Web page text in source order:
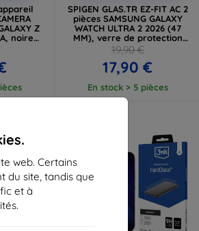
web. Certains
du site, tandis que
et à
Z
noire
SPIGEN GLAS.TR EZ-FIT AC 2
pièces SAMSUNG GALAXY
WATCH ULTRA 2 2026 (47
MM), verre de protection
transparent
19,90 €
17,90 €
En stock > 5 pièces